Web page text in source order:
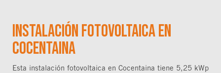
Instalación fotovoltaica en
Cocentaina
Esta instalación fotovoltaica en Cocentaina tiene 5,25 kWp